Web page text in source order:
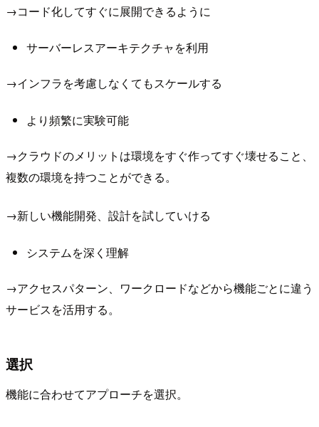
→コード化してすぐに展開できるように
サーバーレスアーキテクチャを利用
→インフラを考慮しなくてもスケールする
より頻繁に実験可能
→クラウドのメリットは環境をすぐ作ってすぐ壊せること、
複数の環境を持つことができる。
→新しい機能開発、設計を試していける
システムを深く理解
→アクセスパターン、ワークロードなどから機能ごとに違う
サービスを活用する。
選択
機能に合わせてアプローチを選択。